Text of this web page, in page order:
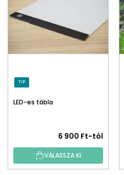
TIP
LED-es tábla
6 900 Ft-tól
VÁLASSZA KI